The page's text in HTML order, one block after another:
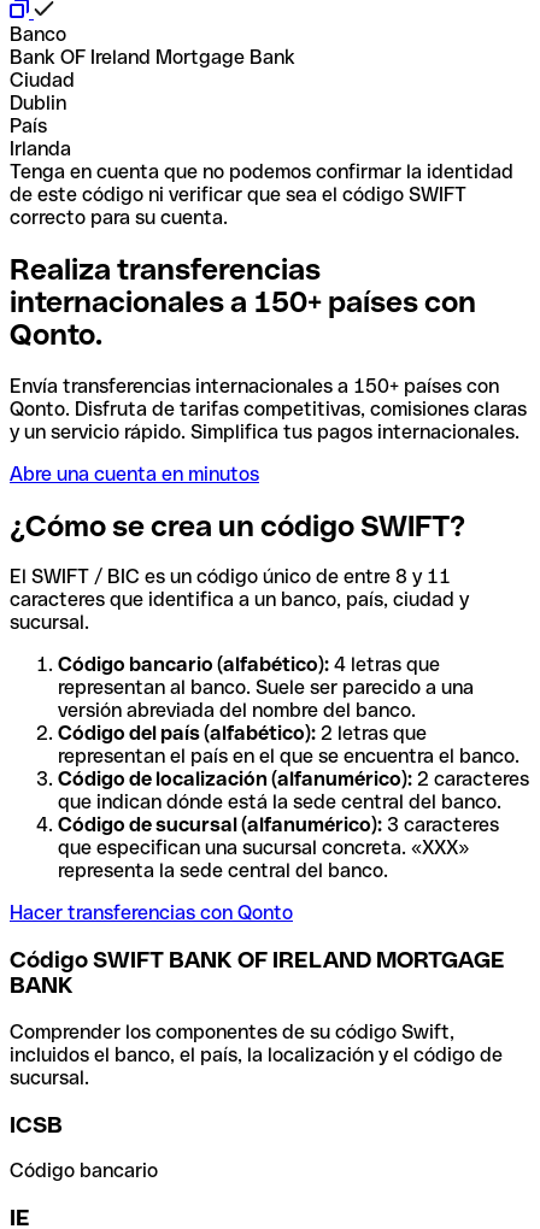
Banco
Bank OF Ireland Mortgage Bank
Ciudad
Dublin
País
Irlanda
Tenga en cuenta que no podemos confirmar la identidad
de este código ni verificar que sea el código SWIFT
correcto para su cuenta.
Realiza transferencias
internacionales a 150+ países con
Qonto.
Envía transferencias internacionales a 150+ países con
Qonto. Disfruta de tarifas competitivas, comisiones claras
y un servicio rápido. Simplifica tus pagos internacionales.
Abre una cuenta en minutos
¿Cómo se crea un código SWIFT?
El SWIFT / BIC es un código único de entre 8 y 11
caracteres que identifica a un banco, país, ciudad y
sucursal.
Código bancario (alfabético): 4 letras que
representan al banco. Suele ser parecido a una
versión abreviada del nombre del banco.
Código del país (alfabético): 2 letras que
representan el país en el que se encuentra el banco.
Código de localización (alfanumérico): 2 caracteres
que indican dónde está la sede central del banco.
Código de sucursal (alfanumérico): 3 caracteres
que especifican una sucursal concreta. «XXX»
representa la sede central del banco.
Hacer transferencias con Qonto
Código SWIFT BANK OF IRELAND MORTGAGE
BANK
Comprender los componentes de su código Swift,
incluidos el banco, el país, la localización y el código de
sucursal.
ICSB
Código bancario
IE